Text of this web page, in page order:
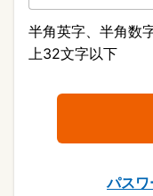
半角英字、半角数
上32文字以下
パスワ